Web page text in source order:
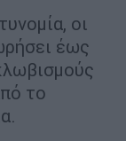
οι
έως
το